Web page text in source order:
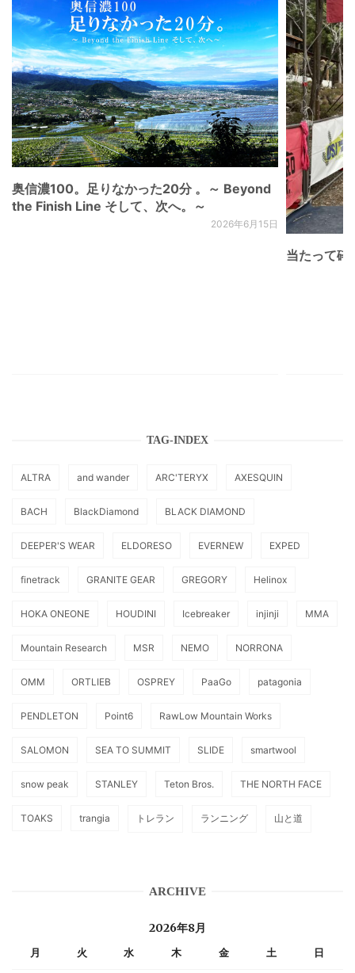
奥信濃100。足りなかった20分 。～ Beyond
the Finish Line そして、次へ。～
2026年6月15日
当たって砕
TAG-INDEX
ALTRA and wander ARC'TERYX AXESQUIN
BACH BlackDiamond BLACK DIAMOND
DEEPER'S WEAR ELDORESO EVERNEW EXPED
finetrack GRANITE GEAR GREGORY Helinox
HOKA ONEONE HOUDINI Icebreaker injinji MMA
Mountain Research MSR NEMO NORRONA
OMM ORTLIEB OSPREY PaaGo patagonia
PENDLETON Point6 RawLow Mountain Works
SALOMON SEA TO SUMMIT SLIDE smartwool
snow peak STANLEY Teton Bros. THE NORTH FACE
TOAKS trangia トレラン ランニング 山と道
ARCHIVE
2026年8月
月 火 水 木 金 土 日